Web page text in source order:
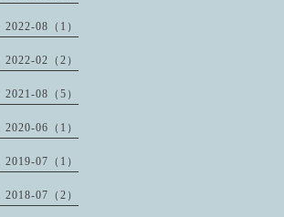
2022-08（1）
2022-02（2）
2021-08（5）
2020-06（1）
2019-07（1）
2018-07（2）